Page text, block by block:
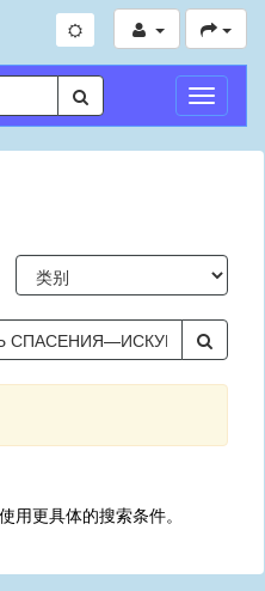
切
换
导
用更具体的搜索条件。